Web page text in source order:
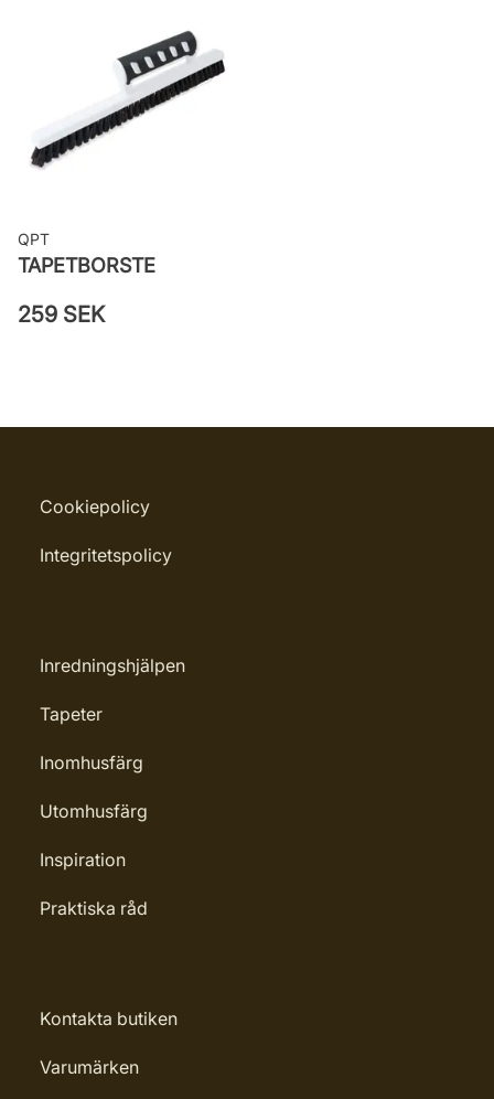
Rekommenderat lim: Hernia non
woven
Applicering av lim: Lim strykes på
väggen
QPT
TAPETBORSTE
259 SEK
Cookiepolicy
Integritetspolicy
Inredningshjälpen
Tapeter
Inomhusfärg
Utomhusfärg
Inspiration
Praktiska råd
Kontakta butiken
Varumärken